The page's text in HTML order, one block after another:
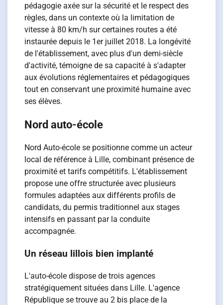
pédagogie axée sur la sécurité et le respect des
règles, dans un contexte où la limitation de
vitesse à 80 km/h sur certaines routes a été
instaurée depuis le 1er juillet 2018. La longévité
de l'établissement, avec plus d'un demi-siècle
d'activité, témoigne de sa capacité à s'adapter
aux évolutions réglementaires et pédagogiques
tout en conservant une proximité humaine avec
ses élèves.
Nord auto-école
Nord Auto-école se positionne comme un acteur
local de référence à Lille, combinant présence de
proximité et tarifs compétitifs. L'établissement
propose une offre structurée avec plusieurs
formules adaptées aux différents profils de
candidats, du permis traditionnel aux stages
intensifs en passant par la conduite
accompagnée.
Un réseau lillois bien implanté
L'auto-école dispose de trois agences
stratégiquement situées dans Lille. L'agence
République se trouve au 2 bis place de la